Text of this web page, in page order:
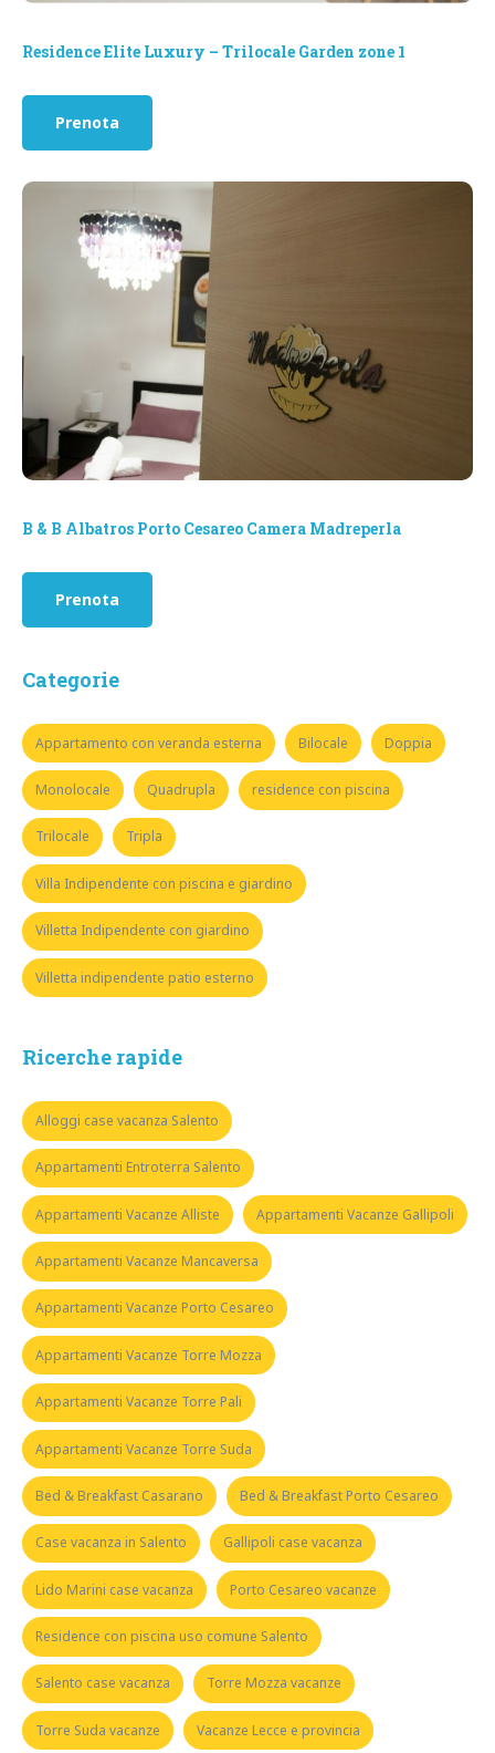
Residence Elite Luxury – Trilocale Garden zone 1
Prenota
B & B Albatros Porto Cesareo Camera Madreperla
Prenota
Categorie
Appartamento con veranda esterna Bilocale Doppia
Monolocale Quadrupla residence con piscina
Trilocale Tripla
Villa Indipendente con piscina e giardino
Villetta Indipendente con giardino
Villetta indipendente patio esterno
Ricerche rapide
Alloggi case vacanza Salento
Appartamenti Entroterra Salento
Appartamenti Vacanze Alliste Appartamenti Vacanze Gallipoli
Appartamenti Vacanze Mancaversa
Appartamenti Vacanze Porto Cesareo
Appartamenti Vacanze Torre Mozza
Appartamenti Vacanze Torre Pali
Appartamenti Vacanze Torre Suda
Bed & Breakfast Casarano Bed & Breakfast Porto Cesareo
Case vacanza in Salento Gallipoli case vacanza
Lido Marini case vacanza Porto Cesareo vacanze
Residence con piscina uso comune Salento
Salento case vacanza Torre Mozza vacanze
Torre Suda vacanze Vacanze Lecce e provincia